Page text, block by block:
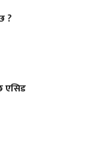
?
एसिड